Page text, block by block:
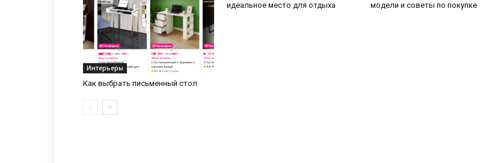
Интерьеры
Как выбрать письменный стол
идеальное место для отдыха
модели и советы по покупке